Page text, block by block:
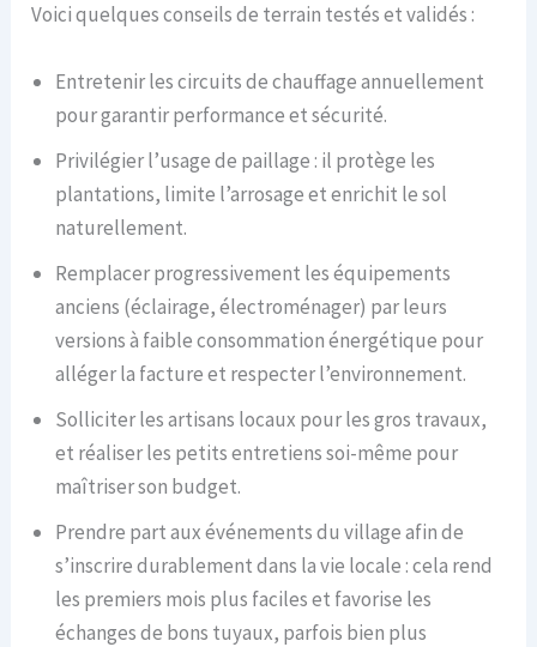
Voici quelques conseils de terrain testés et validés :
Entretenir les circuits de chauffage annuellement
pour garantir performance et sécurité.
Privilégier l’usage de paillage : il protège les
plantations, limite l’arrosage et enrichit le sol
naturellement.
Remplacer progressivement les équipements
anciens (éclairage, électroménager) par leurs
versions à faible consommation énergétique pour
alléger la facture et respecter l’environnement.
Solliciter les artisans locaux pour les gros travaux,
et réaliser les petits entretiens soi-même pour
maîtriser son budget.
Prendre part aux événements du village afin de
s’inscrire durablement dans la vie locale : cela rend
les premiers mois plus faciles et favorise les
échanges de bons tuyaux, parfois bien plus